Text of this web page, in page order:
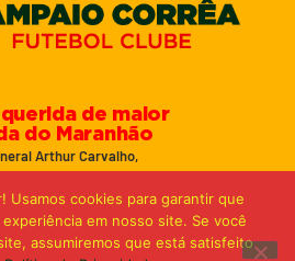
de maior
do Maranhão
Arthur Carvalho,
Corrêa Futebol Clube
Marketing, Promo e Digital
Usamos cookies para garantir que
em nosso site. Se você
assumiremos que está satisfeito